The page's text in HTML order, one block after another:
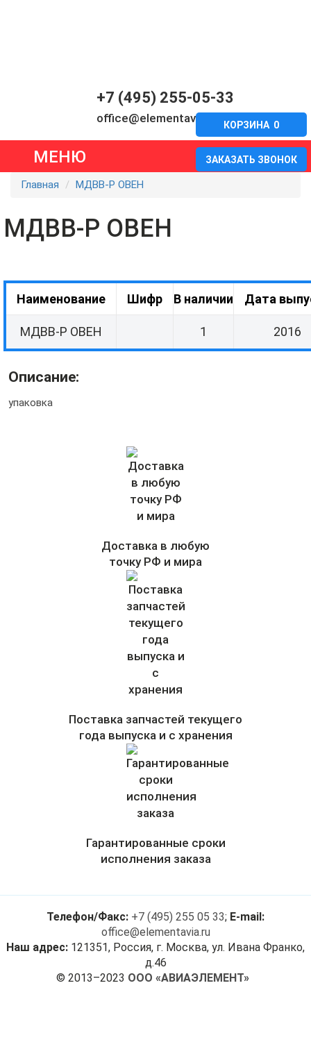
+7 (495) 255-05-33
office@elementavia.ru
ЗАКАЗАТЬ ЗВОНОК
КОРЗИНА 0
МЕНЮ
Главная МДВВ-Р ОВЕН
МДВВ-Р ОВЕН
Наименование Шифр В наличии Дата
МДВВ-Р ОВЕН 1 2016
Описание:
упаковка
Доставка в любую
точку РФ и мира
Поставка запчастей текущего
года выпуска и с хранения
Гарантированные сроки
исполнения заказа
Телефон/Факс: +7 (495) 255 05 33; E-mail:
office@elementavia.ru
Наш адрес: 121351, Россия, г. Москва, ул. Ивана Франко,
д.46
© 2013–2023 ООО «АВИАЭЛЕМЕНТ»